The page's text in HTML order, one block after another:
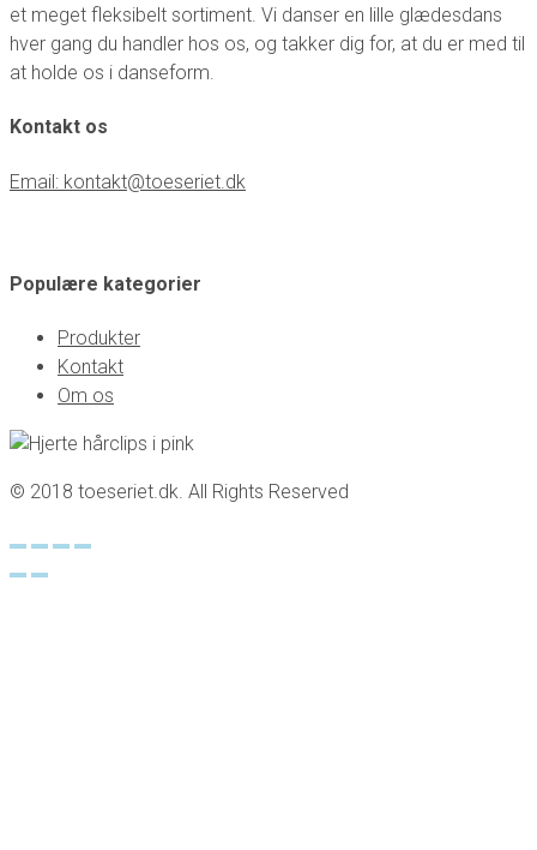
et meget fleksibelt sortiment. Vi danser en lille glædesdans
hver gang du handler hos os, og takker dig for, at du er med til
at holde os i danseform.
Kontakt os
Email: kontakt@toeseriet.dk
Populære kategorier
Produkter
Kontakt
Om os
© 2018 toeseriet.dk. All Rights Reserved